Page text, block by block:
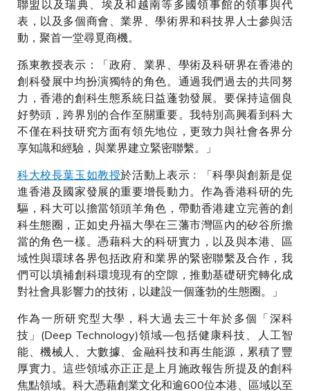
聯盟以及瑞典、埃及和越南等多國領事館的領事與代
表，以及多個商會、業界、學術界和科技界人士參與活
動，聚首一堂尋覓商機。
孫東教授表示：「政府、業界、學術及科研界在香港的
創科發展中均扮演獨特的角色。通過我們過去的共同努
力，香港的創科生態系統日益蓬勃發展。要保持這個良
好勢頭，跨界別的合作至關重要。我特別高興看到科大
不僅在科技研究方面有領先地位，更致力與社會各界分
享知識和經驗，與業界建立緊密聯繫。」
科大校長葉玉如教授於活動上表示﹕「科學與創新是促
進香港及國家發展的重要增長動力。作為香港科研的先
驅，科大可以擔當領頭羊角色，帶動香港建立完善的創
科生態圈，正如史丹福大學在三藩市灣區內的矽谷所擔
當的角色一樣。憑藉科大的科研實力，以及與本港、區
域性與環球各界包括政府和業界的緊密聯繫及合作，我
們可以填補創科環境現有的空隙，推動基礎研究轉化成
對社會具影響力的技術，以建設一個蓬勃的生態圈。」
作為一所研究型大學，科大過去三十年於多個「深科
技」(Deep Technology)領域—包括健康科技、人工智
能、機械人、大數據、金融科技和再生能源，累積了豐
厚實力。這些領域亦正正是上月施政報告所提及的創科
焦點領域。科大憑藉創業文化和逾600位本港、區域以至